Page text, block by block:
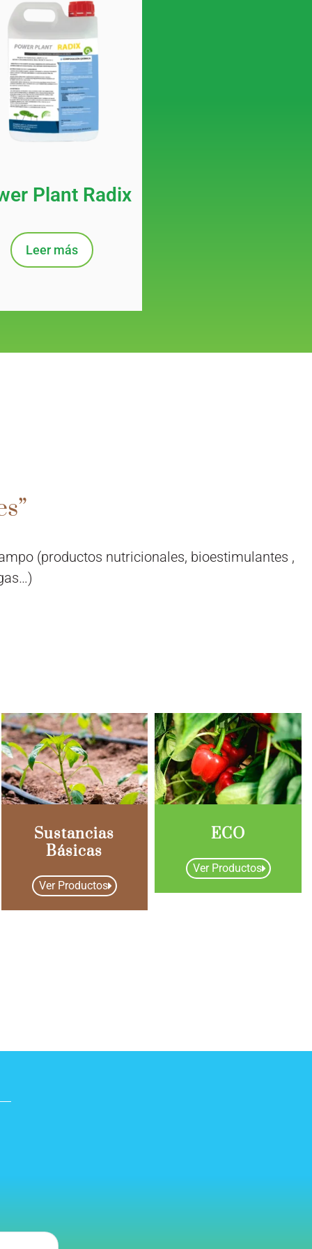
Plant Radix
Leer más
(productos nutricionales, bioestimulantes ,
Sustancias
Básicas
Ver Productos
ECO
Ver Productos